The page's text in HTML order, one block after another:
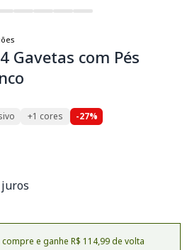
Gavetas com Pés
+1 cores -27%
juros
compre e ganhe R$ 114,99 de volta